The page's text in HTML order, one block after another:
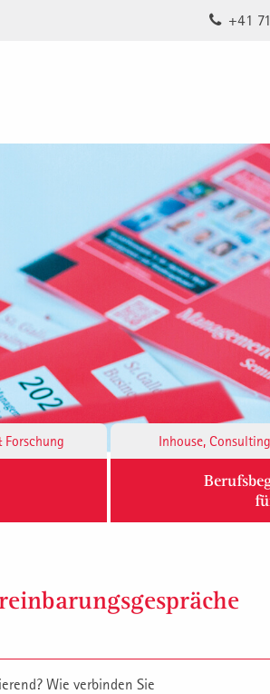
+41
Inhouse, Consulting
Wie verbinden Sie